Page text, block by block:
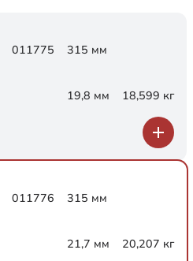
011775 315 мм
19,8 мм 18,599 кг
011776 315 мм
21,7 мм 20,207 кг